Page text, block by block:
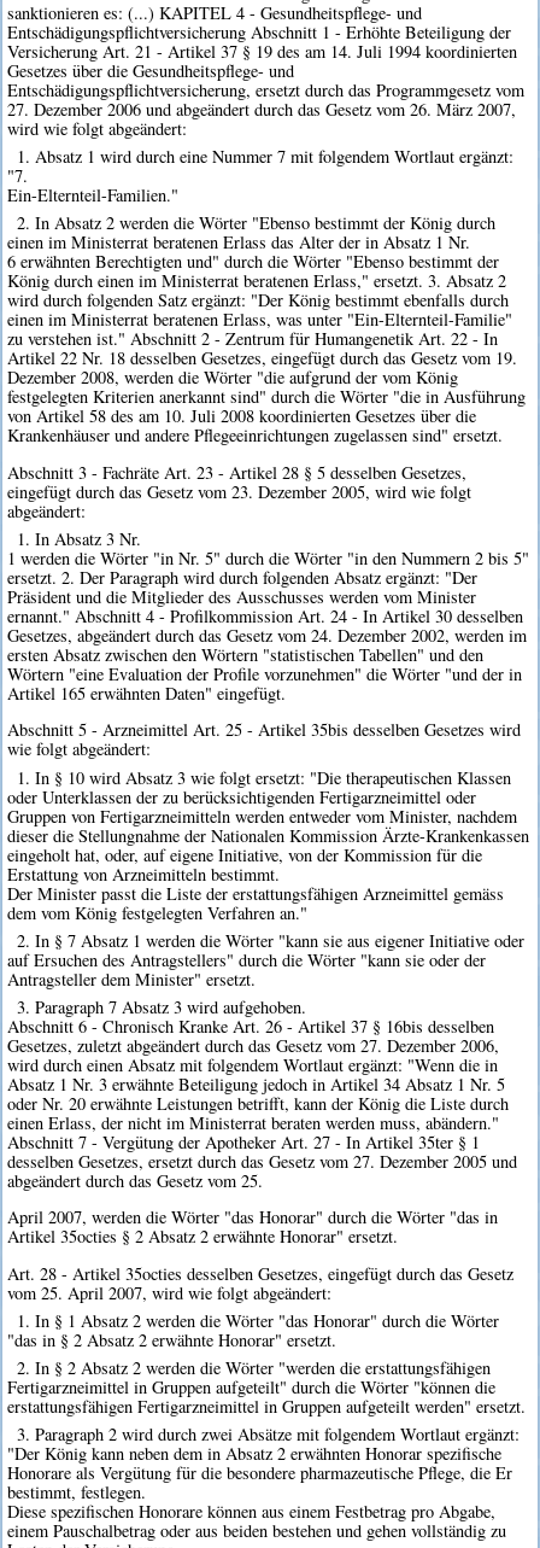
sanktionieren es: (...) KAPITEL 4 - Gesundheitspflege- und
Entschädigungspflichtversicherung Abschnitt 1 - Erhöhte Beteiligung der
Versicherung Art. 21 - Artikel 37 § 19 des am 14. Juli 1994 koordinierten
Gesetzes über die Gesundheitspflege- und
Entschädigungspflichtversicherung, ersetzt durch das Programmgesetz vom
27. Dezember 2006 und abgeändert durch das Gesetz vom 26. März 2007,
wird wie folgt abgeändert:
1. Absatz 1 wird durch eine Nummer 7 mit folgendem Wortlaut ergänzt:
"7.
Ein-Elternteil-Familien."
2. In Absatz 2 werden die Wörter "Ebenso bestimmt der König durch
einen im Ministerrat beratenen Erlass das Alter der in Absatz 1 Nr.
6 erwähnten Berechtigten und" durch die Wörter "Ebenso bestimmt der
König durch einen im Ministerrat beratenen Erlass," ersetzt. 3. Absatz 2
wird durch folgenden Satz ergänzt: "Der König bestimmt ebenfalls durch
einen im Ministerrat beratenen Erlass, was unter "Ein-Elternteil-Familie"
zu verstehen ist." Abschnitt 2 - Zentrum für Humangenetik Art. 22 - In
Artikel 22 Nr. 18 desselben Gesetzes, eingefügt durch das Gesetz vom 19.
Dezember 2008, werden die Wörter "die aufgrund der vom König
festgelegten Kriterien anerkannt sind" durch die Wörter "die in Ausführung
von Artikel 58 des am 10. Juli 2008 koordinierten Gesetzes über die
Krankenhäuser und andere Pflegeeinrichtungen zugelassen sind" ersetzt.
Abschnitt 3 - Fachräte Art. 23 - Artikel 28 § 5 desselben Gesetzes,
eingefügt durch das Gesetz vom 23. Dezember 2005, wird wie folgt
abgeändert:
1. In Absatz 3 Nr.
1 werden die Wörter "in Nr. 5" durch die Wörter "in den Nummern 2 bis 5"
ersetzt. 2. Der Paragraph wird durch folgenden Absatz ergänzt: "Der
Präsident und die Mitglieder des Ausschusses werden vom Minister
ernannt." Abschnitt 4 - Profilkommission Art. 24 - In Artikel 30 desselben
Gesetzes, abgeändert durch das Gesetz vom 24. Dezember 2002, werden im
ersten Absatz zwischen den Wörtern "statistischen Tabellen" und den
Wörtern "eine Evaluation der Profile vorzunehmen" die Wörter "und der in
Artikel 165 erwähnten Daten" eingefügt.
Abschnitt 5 - Arzneimittel Art. 25 - Artikel 35bis desselben Gesetzes wird
wie folgt abgeändert:
1. In § 10 wird Absatz 3 wie folgt ersetzt: "Die therapeutischen Klassen
oder Unterklassen der zu berücksichtigenden Fertigarzneimittel oder
Gruppen von Fertigarzneimitteln werden entweder vom Minister, nachdem
dieser die Stellungnahme der Nationalen Kommission Ärzte-Krankenkassen
eingeholt hat, oder, auf eigene Initiative, von der Kommission für die
Erstattung von Arzneimitteln bestimmt.
Der Minister passt die Liste der erstattungsfähigen Arzneimittel gemäss
dem vom König festgelegten Verfahren an."
2. In § 7 Absatz 1 werden die Wörter "kann sie aus eigener Initiative oder
auf Ersuchen des Antragstellers" durch die Wörter "kann sie oder der
Antragsteller dem Minister" ersetzt.
3. Paragraph 7 Absatz 3 wird aufgehoben.
Abschnitt 6 - Chronisch Kranke Art. 26 - Artikel 37 § 16bis desselben
Gesetzes, zuletzt abgeändert durch das Gesetz vom 27. Dezember 2006,
wird durch einen Absatz mit folgendem Wortlaut ergänzt: "Wenn die in
Absatz 1 Nr. 3 erwähnte Beteiligung jedoch in Artikel 34 Absatz 1 Nr. 5
oder Nr. 20 erwähnte Leistungen betrifft, kann der König die Liste durch
einen Erlass, der nicht im Ministerrat beraten werden muss, abändern."
Abschnitt 7 - Vergütung der Apotheker Art. 27 - In Artikel 35ter § 1
desselben Gesetzes, ersetzt durch das Gesetz vom 27. Dezember 2005 und
abgeändert durch das Gesetz vom 25.
April 2007, werden die Wörter "das Honorar" durch die Wörter "das in
Artikel 35octies § 2 Absatz 2 erwähnte Honorar" ersetzt.
Art. 28 - Artikel 35octies desselben Gesetzes, eingefügt durch das Gesetz
vom 25. April 2007, wird wie folgt abgeändert:
1. In § 1 Absatz 2 werden die Wörter "das Honorar" durch die Wörter
"das in § 2 Absatz 2 erwähnte Honorar" ersetzt.
2. In § 2 Absatz 2 werden die Wörter "werden die erstattungsfähigen
Fertigarzneimittel in Gruppen aufgeteilt" durch die Wörter "können die
erstattungsfähigen Fertigarzneimittel in Gruppen aufgeteilt werden" ersetzt.
3. Paragraph 2 wird durch zwei Absätze mit folgendem Wortlaut ergänzt:
"Der König kann neben dem in Absatz 2 erwähnten Honorar spezifische
Honorare als Vergütung für die besondere pharmazeutische Pflege, die Er
bestimmt, festlegen.
Diese spezifischen Honorare können aus einem Festbetrag pro Abgabe,
einem Pauschalbetrag oder aus beiden bestehen und gehen vollständig zu